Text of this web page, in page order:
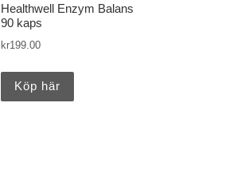
Healthwell Enzym Balans
90 kaps
kr199.00
Köp här